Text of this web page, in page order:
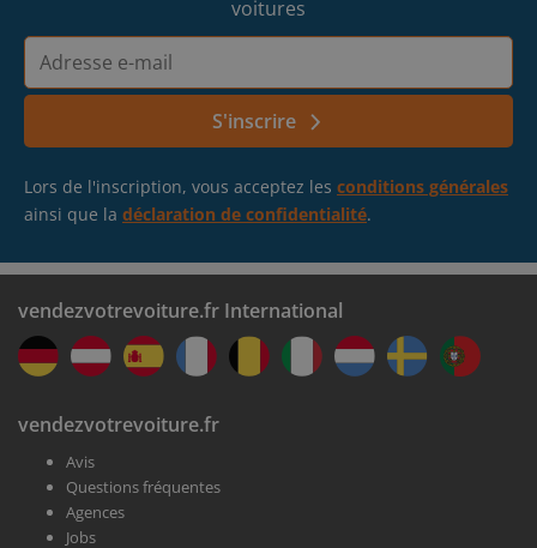
voitures
mail
S'inscrire
Lors de l'inscription, vous acceptez les conditions générales
ainsi que la déclaration de confidentialité.
vendezvotrevoiture.fr International
vendezvotrevoiture.fr
Avis
Questions fréquentes
Agences
Jobs